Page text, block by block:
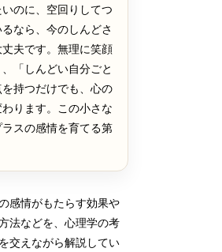
いのに、空回りしてつ
なら、今のしんどさ
夫です。無理に笑顔
「しんどい自分ごと
持つだけでも、心の
ります。この小さな
スの感情を育てる第
感情がもたらす効果や
法などを、心理学の考
交えながら解説してい